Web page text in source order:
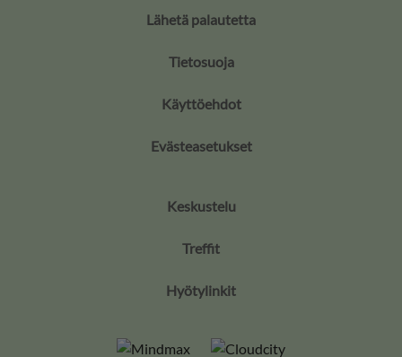
Lähetä palautetta
Tietosuoja
Käyttöehdot
Evästeasetukset
Keskustelu
Treffit
Hyötylinkit